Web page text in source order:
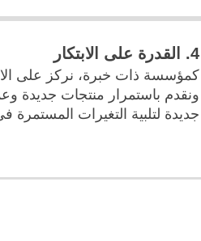
4. القدرة على الابتكار
كمؤسسة ذات خبرة، نركز على
ونقدم باستمرار منتجات جديدة
جديدة لتلبية التغيرات المستمرة